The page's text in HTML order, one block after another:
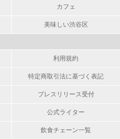
カフェ
美味しい渋谷区
利用規約
特定商取引法に基づく表記
プレスリリース受付
公式ライター
飲食チェーン一覧